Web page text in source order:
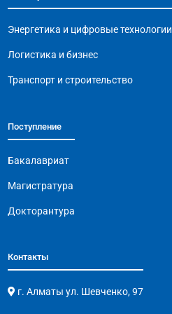
o
k
Энергетика и цифровые технологии
Логистика и бизнес
Транспорт и строительство
Поступление
Бакалавриат
Магистратура
Докторантура
Контакты
г. Алматы ул. Шевченко, 97